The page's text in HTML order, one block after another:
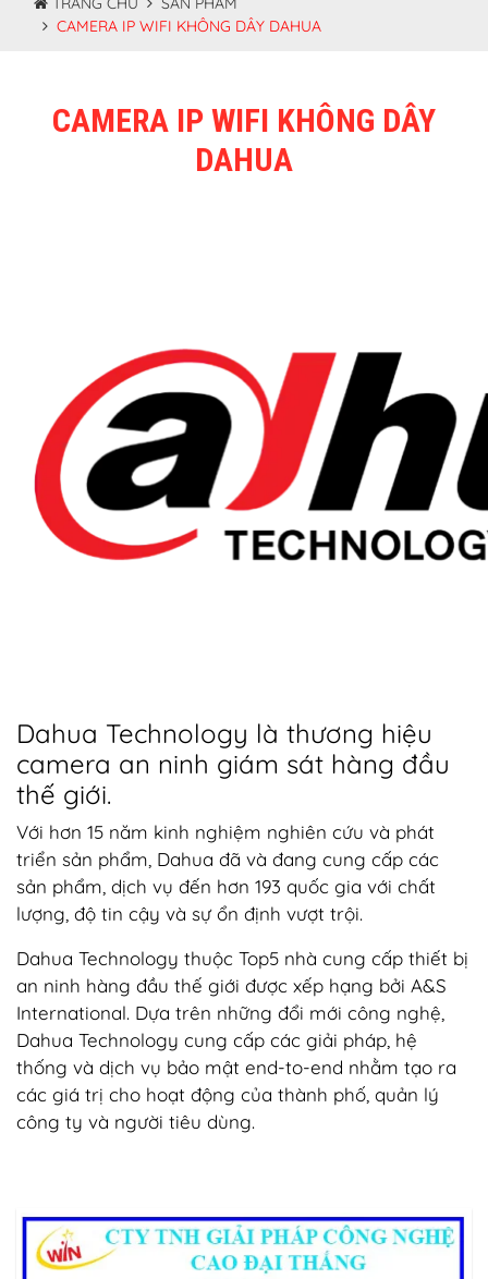
CAMERA IP WIFI KHÔNG DÂY DAHUA
CAMERA IP WIFI KHÔNG DÂY
DAHUA
Dahua Technology là thương hiệu
camera an ninh giám sát hàng đầu
thế giới.
Với hơn 15 năm kinh nghiệm nghiên cứu và phát
triển sản phẩm, Dahua đã và đang cung cấp các
sản phẩm, dịch vụ đến hơn 193 quốc gia với chất
lượng, độ tin cậy và sự ổn định vượt trội.
Dahua Technology thuộc Top5 nhà cung cấp thiết bị
an ninh hàng đầu thế giới được xếp hạng bởi A&S
International. Dựa trên những đổi mới công nghệ,
Dahua Technology cung cấp các giải pháp, hệ
thống và dịch vụ bảo mật end-to-end nhằm tạo ra
các giá trị cho hoạt động của thành phố, quản lý
công ty và người tiêu dùng.